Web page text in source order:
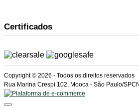
Certificados
Copyright © 2026 - Todos os direitos reservados
Rua Marina Crespi 102, Mooca - São Paulo/SP